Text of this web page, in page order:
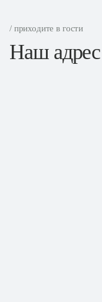
/ приходите в гости
Наш адрес